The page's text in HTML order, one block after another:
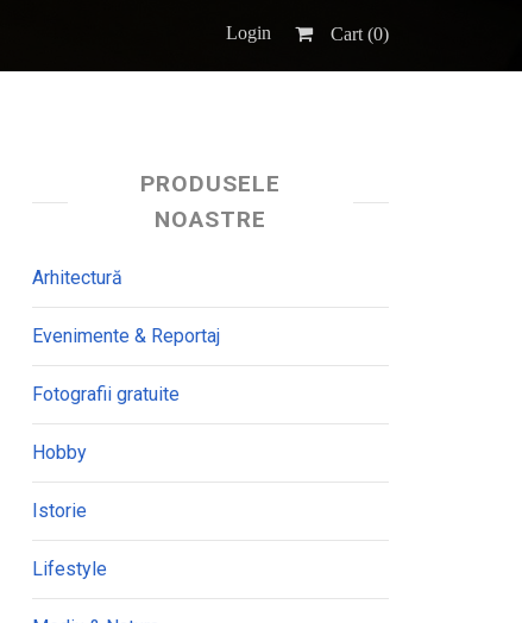
Login Cart (0)
PRODUSELE
NOASTRE
Arhitectură
Evenimente & Reportaj
Fotografii gratuite
Hobby
Istorie
Lifestyle